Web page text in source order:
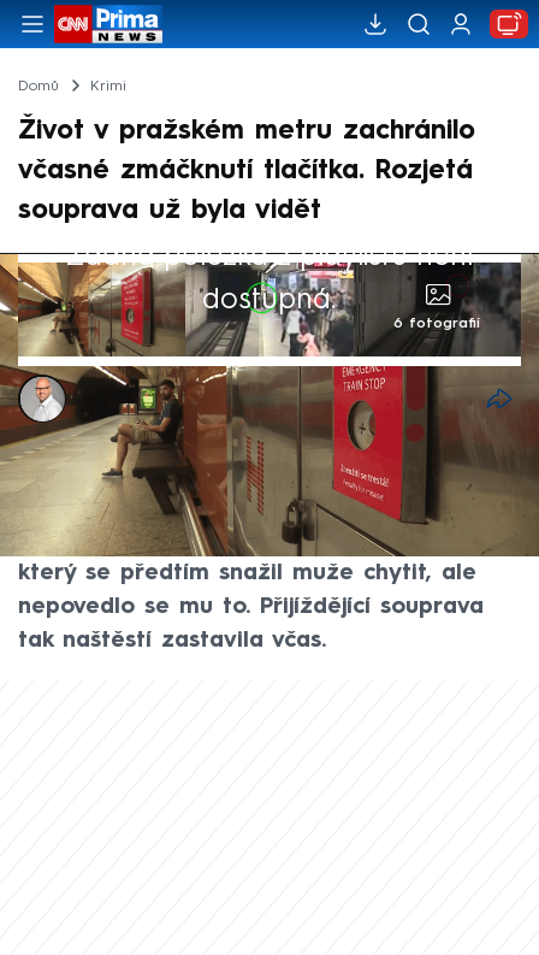
Domů Krimi
Život v pražském metru zachránilo
včasné zmáčknutí tlačítka. Rozjetá
souprava už byla vidět
Žádná položka z playlistu není
dostupná.
6 fotografií
Jaroslav Kasnar
31. říj 2024, 21:59
Díky nouzovému tlačítku se podařilo
zachránit dalšího muže, který spadl do
kolejiště metra. To rychle zmáčkl svědek,
který se předtím snažil muže chytit, ale
nepovedlo se mu to. Přijíždějící souprava
tak naštěstí zastavila včas.